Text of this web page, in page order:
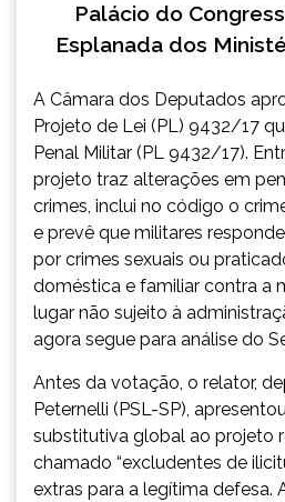
Palácio do
Esplanada dos
A Câmara dos Deputados
Projeto de Lei (PL) 9432/17
Penal Militar (PL 9432/17).
projeto traz alterações em
crimes, inclui no código o
e prevê que militares
por crimes sexuais ou
doméstica e familiar contra a
lugar não sujeito à
agora segue para análise do
Antes da votação, o relator,
Peternelli (PSL-SP),
substitutiva global ao projeto
chamado “excludentes de
extras para a legítima defesa.